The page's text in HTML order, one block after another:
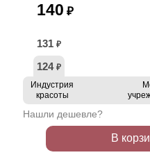
140 ₽
131 ₽
124 ₽
Индустрия
красоты
Нашли дешевле?
В